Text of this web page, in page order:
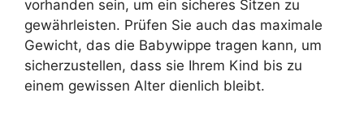
vorhanden sein, um ein sicheres Sitzen zu
gewährleisten. Prüfen Sie auch das maximale
Gewicht, das die Babywippe tragen kann, um
sicherzustellen, dass sie Ihrem Kind bis zu
einem gewissen Alter dienlich bleibt.